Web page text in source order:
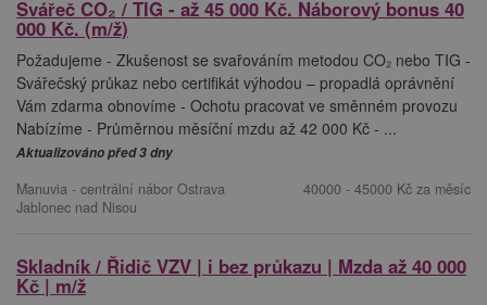
Svářeč CO₂ / TIG - až 45 000 Kč. Náborový bonus 40
000 Kč. (m/ž)
Požadujeme - Zkušenost se svařováním metodou CO₂ nebo TIG -
Svářečský průkaz nebo certifikát výhodou – propadlá oprávnění
Vám zdarma obnovíme - Ochotu pracovat ve směnném provozu
Nabízíme - Průměrnou měsíční mzdu až 42 000 Kč - ...
Aktualizováno před 3 dny
Manuvia - centrální nábor Ostrava
Jablonec nad Nisou
40000 - 45000 Kč za měsíc
Skladník / Řidič VZV | i bez průkazu | Mzda až 40 000
Kč | m/ž